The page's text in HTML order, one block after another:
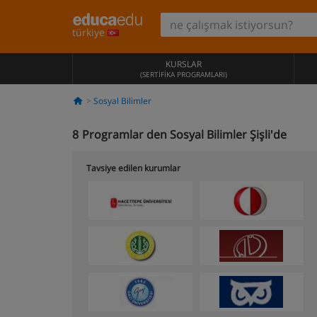
türkiye
KURSLAR
(SERTIFIKA PROGRAMLARI)
Sosyal Bilimler
8 Programlar den Sosyal Bilimler Şişli'de
Tavsiye edilen kurumlar